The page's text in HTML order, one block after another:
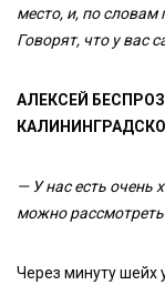
место, и, по словам
Говорят, что у вас
АЛЕКСЕЙ
— У нас есть очень
можно
Через минуту